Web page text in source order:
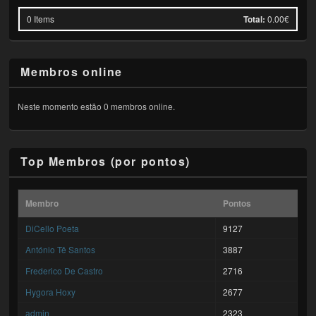
0 Items Total: 0.00€
Membros online
Neste momento estão 0 membros online.
Top Membros (por pontos)
Membro Pontos
DiCello Poeta
9127
António Tê Santos
3887
Frederico De Castro
2716
Hygora Hoxy
2677
admin
2323